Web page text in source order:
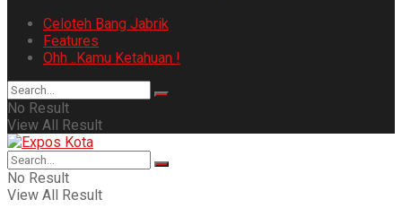
Celoteh Bang Jabrik
Features
Ohh ..Kamu Ketahuan !
No Result
View All Result
No Result
View All Result